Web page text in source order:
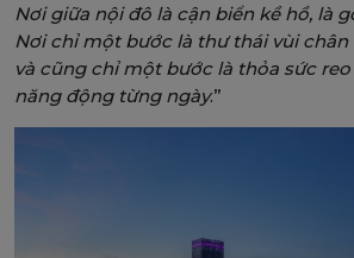
Nơi giữa nội đô là cận biển kề hồ, là
Nơi chỉ một bước là thư thái vùi
và cũng chỉ một bước là thỏa sức
năng động từng ngày.”